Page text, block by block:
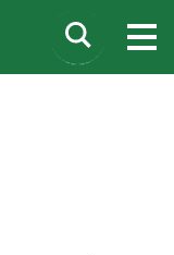
Suchen
nach: